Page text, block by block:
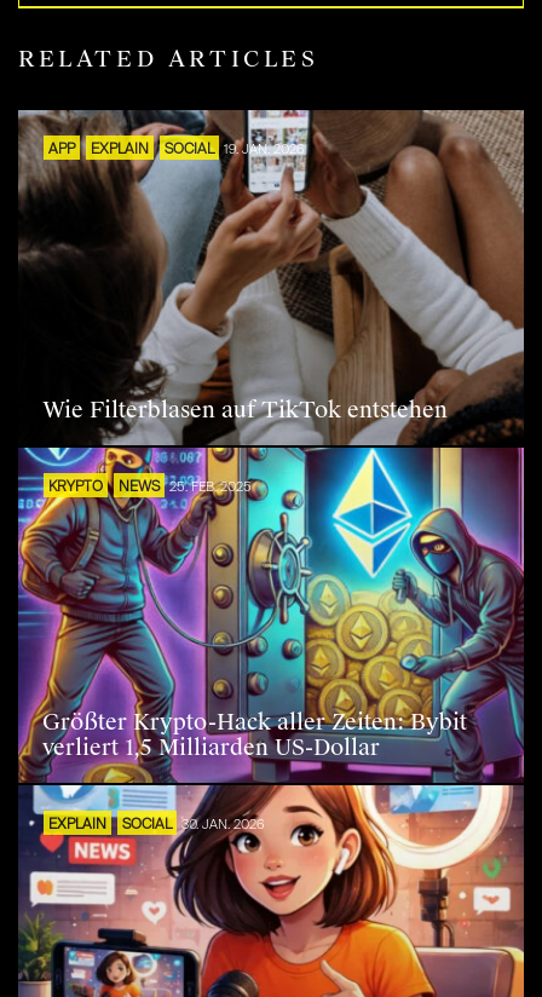
RELATED ARTICLES
APP EXPLAIN SOCIAL 19. JAN. 2026
Wie Filterblasen auf TikTok entstehen
KRYPTO NEWS 25. FEB. 2025
Größter Krypto-Hack aller Zeiten: Bybit
verliert 1,5 Milliarden US-Dollar
EXPLAIN SOCIAL 30. JAN. 2026